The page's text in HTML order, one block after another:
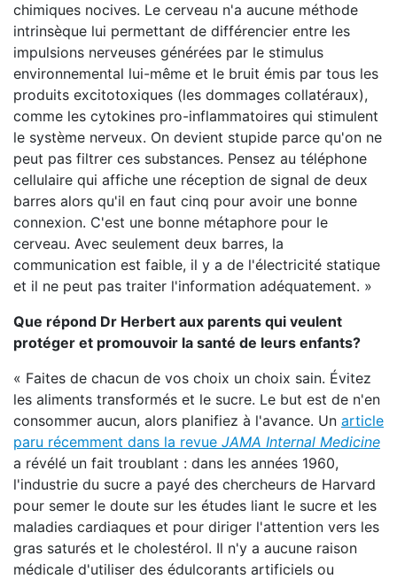
chimiques nocives. Le cerveau n'a aucune méthode
intrinsèque lui permettant de différencier entre les
impulsions nerveuses générées par le stimulus
environnemental lui-même et le bruit émis par tous les
produits excitotoxiques (les dommages collatéraux),
comme les cytokines pro-inflammatoires qui stimulent
le système nerveux. On devient stupide parce qu'on ne
peut pas filtrer ces substances. Pensez au téléphone
cellulaire qui affiche une réception de signal de deux
barres alors qu'il en faut cinq pour avoir une bonne
connexion. C'est une bonne métaphore pour le
cerveau. Avec seulement deux barres, la
communication est faible, il y a de l'électricité statique
et il ne peut pas traiter l'information adéquatement. »
Que répond Dr Herbert aux parents qui veulent
protéger et promouvoir la santé de leurs enfants?
« Faites de chacun de vos choix un choix sain. Évitez
les aliments transformés et le sucre. Le but est de n'en
consommer aucun, alors planifiez à l'avance. Un article
paru récemment dans la revue JAMA Internal Medicine
a révélé un fait troublant : dans les années 1960,
l'industrie du sucre a payé des chercheurs de Harvard
pour semer le doute sur les études liant le sucre et les
maladies cardiaques et pour diriger l'attention vers les
gras saturés et le cholestérol. Il n'y a aucune raison
médicale d'utiliser des édulcorants artificiels ou